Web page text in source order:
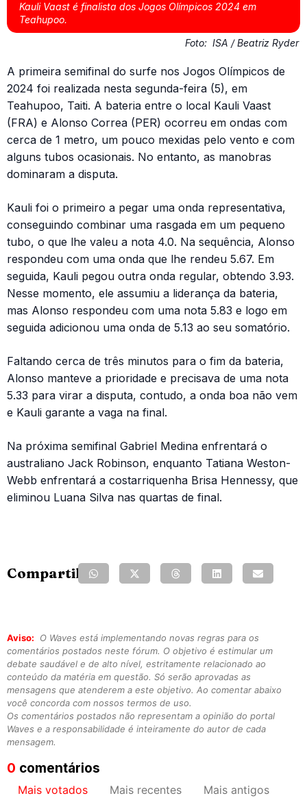
Kauli Vaast é finalista dos Jogos Olímpicos 2024 em
Teahupoo.
Foto: ISA / Beatriz Ryder
A primeira semifinal do surfe nos Jogos Olímpicos de
2024 foi realizada nesta segunda-feira (5), em
Teahupoo, Taiti. A bateria entre o local Kauli Vaast
(FRA) e Alonso Correa (PER) ocorreu em ondas com
cerca de 1 metro, um pouco mexidas pelo vento e com
alguns tubos ocasionais. No entanto, as manobras
dominaram a disputa.
Kauli foi o primeiro a pegar uma onda representativa,
conseguindo combinar uma rasgada em um pequeno
tubo, o que lhe valeu a nota 4.0. Na sequência, Alonso
respondeu com uma onda que lhe rendeu 5.67. Em
seguida, Kauli pegou outra onda regular, obtendo 3.93.
Nesse momento, ele assumiu a liderança da bateria,
mas Alonso respondeu com uma nota 5.83 e logo em
seguida adicionou uma onda de 5.13 ao seu somatório.
Faltando cerca de três minutos para o fim da bateria,
Alonso manteve a prioridade e precisava de uma nota
5.33 para virar a disputa, contudo, a onda boa não vem
e Kauli garante a vaga na final.
Na próxima semifinal Gabriel Medina enfrentará o
australiano Jack Robinson, enquanto Tatiana Weston-
Webb enfrentará a costarriquenha Brisa Hennessy, que
eliminou Luana Silva nas quartas de final.
Compartilhe:
Aviso:
O Waves está implementando novas regras para os
comentários postados neste fórum. O objetivo é estimular um
debate saudável e de alto nível, estritamente relacionado ao
conteúdo da matéria em questão. Só serão aprovadas as
mensagens que atenderem a este objetivo. Ao comentar abaixo
você concorda com nossos termos de uso.
Os comentários postados não representam a opinião do portal
Waves e a responsabilidade é inteiramente do autor de cada
mensagem.
0 comentários
Mais votados Mais recentes Mais antigos